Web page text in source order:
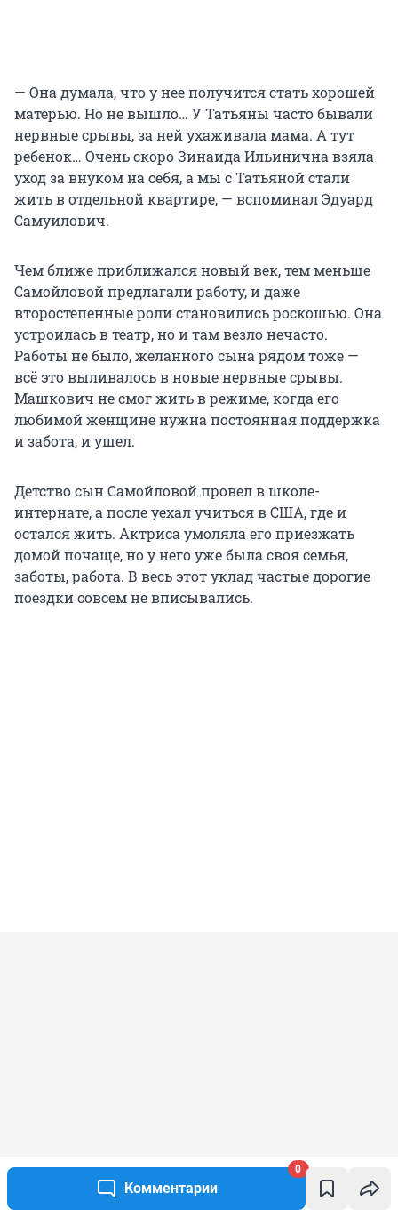
Комментарии
0
— Она думала, что у нее получится стать хорошей
матерью. Но не вышло… У Татьяны часто бывали
нервные срывы, за ней ухаживала мама. А тут
ребенок… Очень скоро Зинаида Ильинична взяла
уход за внуком на себя, а мы с Татьяной стали
жить в отдельной квартире, — вспоминал Эдуард
Самуилович.
Чем ближе приближался новый век, тем меньше
Самойловой предлагали работу, и даже
второстепенные роли становились роскошью. Она
устроилась в театр, но и там везло нечасто.
Работы не было, желанного сына рядом тоже —
всё это выливалось в новые нервные срывы.
Машкович не смог жить в режиме, когда его
любимой женщине нужна постоянная поддержка
и забота, и ушел.
Детство сын Самойловой провел в школе-
интернате, а после уехал учиться в США, где и
остался жить. Актриса умоляла его приезжать
домой почаще, но у него уже была своя семья,
заботы, работа. В весь этот уклад частые дорогие
поездки совсем не вписывались.